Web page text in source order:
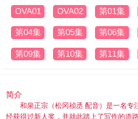
OVA01 OVA02 第01集
第04集 第05集 第06集
第09集 第10集 第11集
简介
和泉正宗（松冈祯丞 配音）是一名专
经获得过新人奖，并就此踏上了写作的道